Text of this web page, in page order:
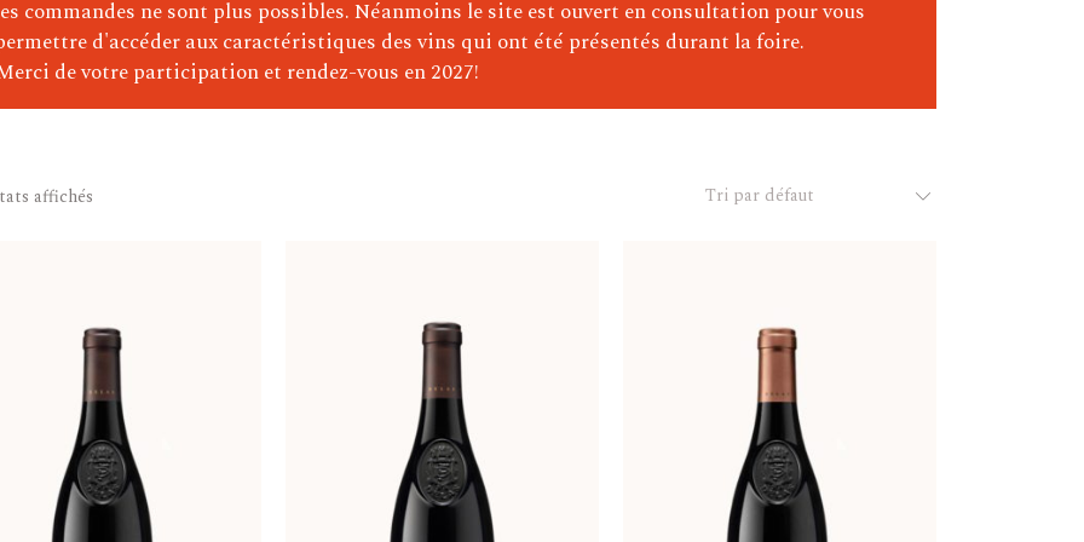
commandes ne sont plus possibles. Néanmoins le site est ouvert en consultation pour vous
d'accéder aux caractéristiques des vins qui ont été présentés durant la foire.
de votre participation et rendez-vous en 2027!
affichés Tri par défaut